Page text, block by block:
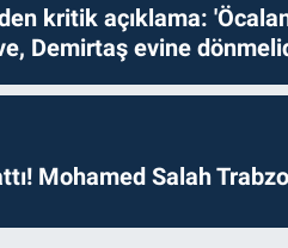
kritik açıklama:
Demirtaş evine
Mohamed Salah